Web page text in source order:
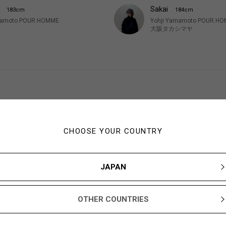
CHOOSE YOUR COUNTRY
JAPAN
OTHER COUNTRIES
183cm
POUR HOMME
Sakai 184cm
Yohji Yamamoto POUR
大阪タカシマヤ
スタッフ一